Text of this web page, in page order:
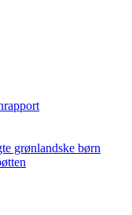
grønlandske børn